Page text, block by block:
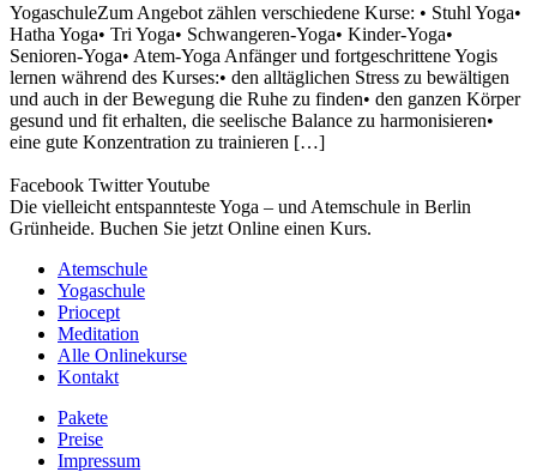
YogaschuleZum Angebot zählen verschiedene Kurse: • Stuhl Yoga•
Hatha Yoga• Tri Yoga• Schwangeren-Yoga• Kinder-Yoga•
Senioren-Yoga• Atem-Yoga Anfänger und fortgeschrittene Yogis
lernen während des Kurses:• den alltäglichen Stress zu bewältigen
und auch in der Bewegung die Ruhe zu finden• den ganzen Körper
gesund und fit erhalten, die seelische Balance zu harmonisieren•
eine gute Konzentration zu trainieren […]
Facebook TwitterYoutube
Die vielleicht entspannteste Yoga – und Atemschule in Berlin
Grünheide. Buchen Sie jetzt Online einen Kurs.
Atemschule
Yogaschule
Priocept
Meditation
Alle Onlinekurse
Kontakt
Pakete
Preise
Impressum